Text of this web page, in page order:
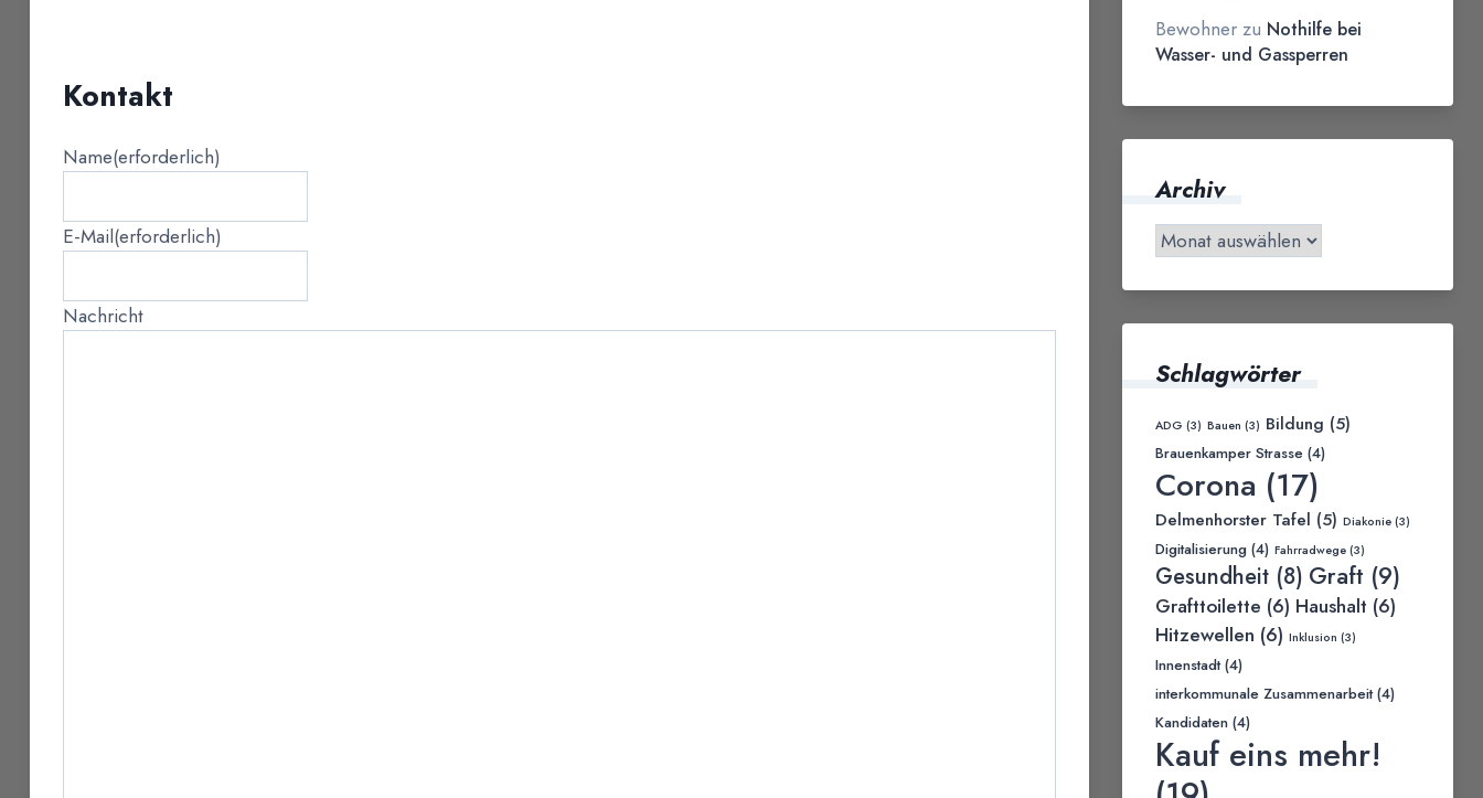
Kontakt
Name(erforderlich)
E-Mail(erforderlich)
Nachricht
Bewohnerzu Nothilfe bei
Wasser- und Gassperren
Archiv
Schlagwörter
ADG (3) Bauen (3) Bildung (5)
Brauenkamper Strasse (4)
Corona (17)
Delmenhorster Tafel (5) Diakonie (3)
Digitalisierung (4) Fahrradwege (3)
Gesundheit (8) Graft (9)
Grafttoilette (6) Haushalt (6)
Hitzewellen (6) Inklusion (3)
Innenstadt(4)
interkommunale Zusammenarbeit(4)
Kandidaten (4)
Kauf eins mehr!